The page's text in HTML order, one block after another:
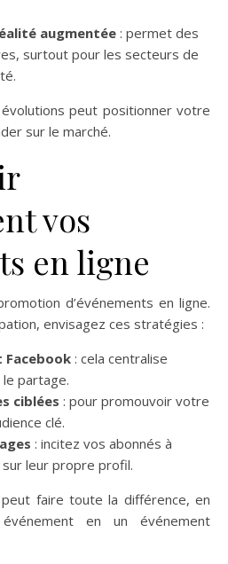
augmentée : permet des
surtout pour les secteurs de
peut positionner votre
sur le marché.
vos
en ligne
d’événements en ligne.
envisagez ces stratégies :
Facebook : cela centralise
le partage.
ciblées : pour promouvoir votre
clé.
: incitez vos abonnés à
leur propre profil.
faire toute la différence, en
en un événement